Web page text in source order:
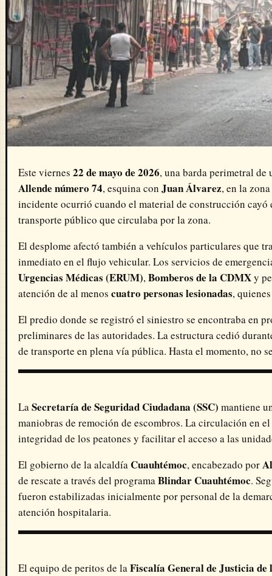
Este viernes 22 de mayo de 2026, una barda perimetral
Allende número 74, esquina con Juan Álvarez, en la
incidente ocurrió cuando el material de construcción
transporte público que circulaba por la zona.
El desplome afectó también a vehículos particulares que
inmediato en el flujo vehicular. Los servicios de
Urgencias Médicas (ERUM),Bomberos de la CDMXy
atención de al menos cuatro personas lesionadas,
El predio donde se registró el siniestro se encontraba en
preliminares de las autoridades. La estructura cedió
de transporte en plena vía pública. Hasta el momento, no
LaSecretaría de Seguridad Ciudadana (SSC) mantiene
maniobras de remoción de escombros. La circulación en
integridad de los peatones y facilitar el acceso a las
El gobierno de la alcaldía Cuauhtémoc, encabezado por
de rescate a través del programaBlindar Cuauhtémoc.
fueron estabilizadas inicialmente por personal de la
atención hospitalaria.
El equipo de peritos de laFiscalía General de Justicia de